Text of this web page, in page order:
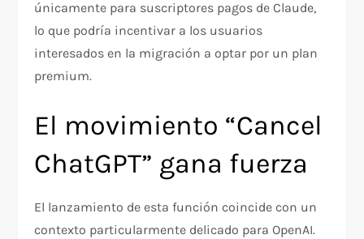
únicamente para suscriptores pagos de Claude,
lo que podría incentivar a los usuarios
interesados en la migración a optar por un plan
premium.
El movimiento “Cancel
ChatGPT” gana fuerza
El lanzamiento de esta función coincide con un
contexto particularmente delicado para OpenAI.